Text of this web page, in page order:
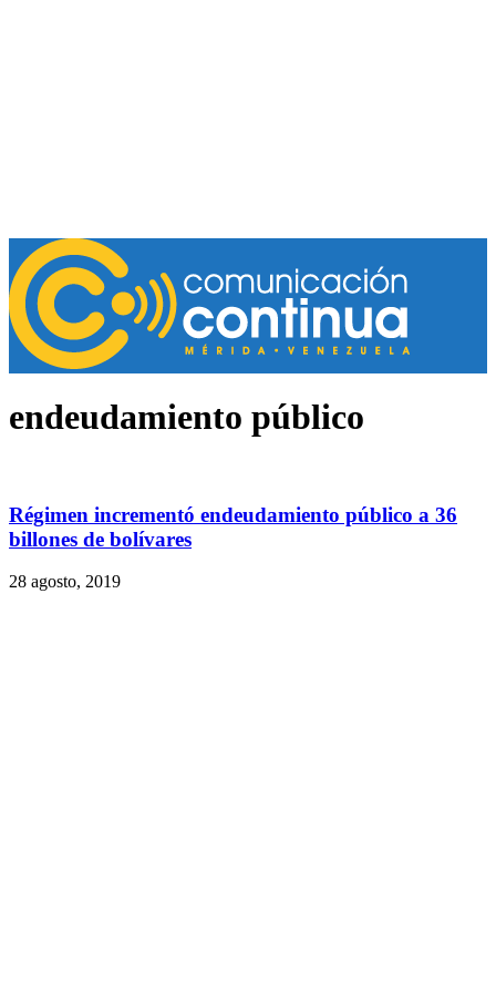
endeudamiento público
Régimen incrementó endeudamiento público a 36
billones de bolívares
28 agosto, 2019